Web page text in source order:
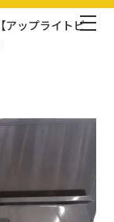
【アップライトピ